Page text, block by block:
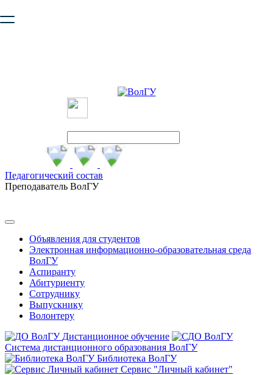
безопасную работу с сайтом. Пожалуйста
Педагогический состав
Преподаватель ВолГУ
Объявления для студентов
Электронная информационно-образовательная среда
ВолГУ
Аспиранту
Абитуриенту
Сотруднику
Выпускнику
Волонтеру
Дистанционное обучение
Система дистанционного образования ВолГУ
Библиотека ВолГУ
Сервис "Личный кабинет"